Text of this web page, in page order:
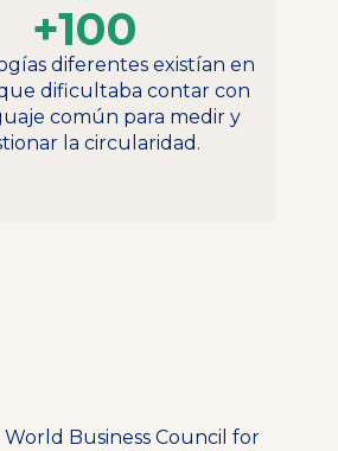
+100
diferentes existían en
dificultaba contar con
común para medir y
la circularidad.
World Business Council for